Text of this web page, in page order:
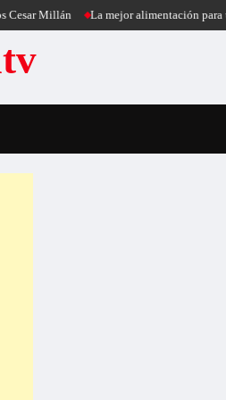
La mejor alimentación para un perro